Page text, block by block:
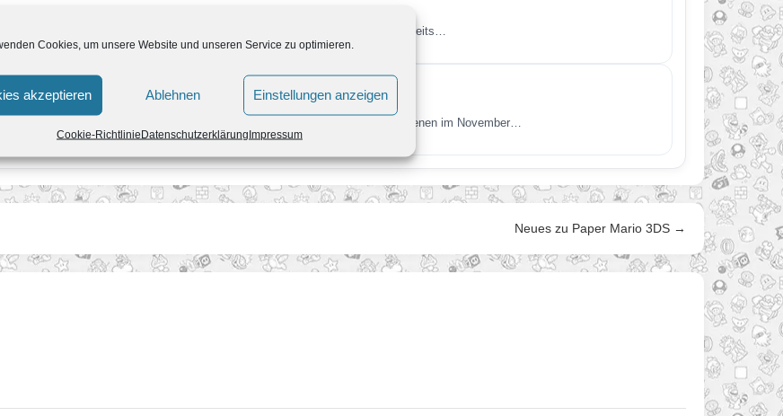
Cookies, um unsere Website und unseren Service zu optimieren.
akzeptieren Ablehnen Einstellungen anzeigen
Cookie-RichtlinieDatenschutzerklärungImpressum
große Nintendo Direct bevor? Laut aktuellen Berichten soll Nintendo bereits…
in den nächsten Jahren erwartet
Jahren aus dem kollektiven Gedächtnis. Super Mario Galaxy nicht. Erschienen im November…
Neues zu Paper Mario 3DS →